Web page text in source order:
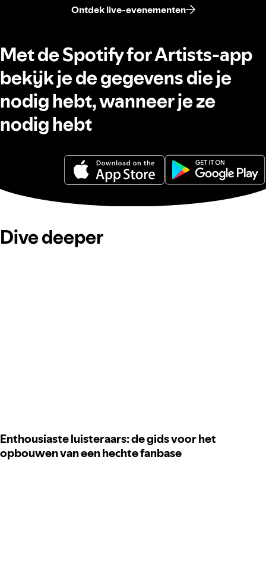
Ontdek live-evenementen
Met de Spotify for Artists-app
bekijk je de gegevens die je
nodig hebt, wanneer je ze
nodig hebt
Dive deeper
Enthousiaste luisteraars: de gids voor het
opbouwen van een hechte fanbase